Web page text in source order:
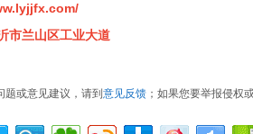
市兰山区工业大道
题或意见建议，请到 意见反馈 ；如果您要举报侵权